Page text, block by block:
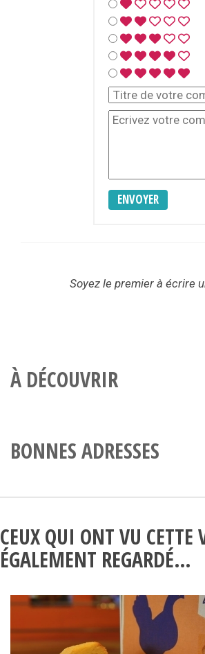
ENVOYER
Soyez le premier à écrire
À DÉCOUVRIR
BONNES ADRESSES
CEUX QUI ONT VU CETTE
ÉGALEMENT REGARDÉ…